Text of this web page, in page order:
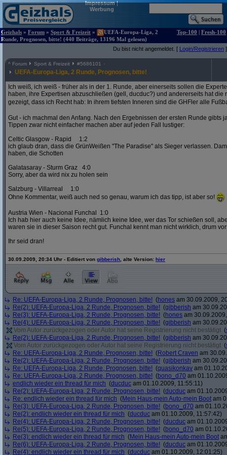
Impressum|
Werbung
Geizhals » Forum » Sport & Freizeit »
UEFA-Europa-Liga, 2
Runde, Prognosen, bitte! (440 Beiträge, 13196 Mal gelesen)
Top-100 | Fresh-100
Du bist nicht angemeldet. [ Login/Registrieren ]
^ Forum Sport & Freizeit #5686101
UEFA-Europa-Liga, 2 Runde, Prognosen, bitte!
Ich weiß, ich weiß - früher als in der 1. Runde, aber einerseits sollen die
haben, ihre Expertisen abzuschließen (gell, ducduc?) und andererseits hat die
gezeigt, dass ich Recht hab: In ihrem tiefsten Inneren sind die GHFler alle
Gut - ich machmal den Anfang. Nach den Ergebnissen der ersten Runde gibts
Tippen zwar nicht einfacher machen aber auf jeden Fall lustiger:
Celtic Glasgow - Rapid 1:2
ich glaub dran, dass die GrünWeißen "The Paradise" als Sieger verlassen.
haben, die Schotten
Galatasaray - Sturm Graz 4:0
Sorry, aber da wird nix zu holen sein
Salzburg - Villarreal 1:0
Ohne Kommentar, weiß auch ned so genau, warum ich das tipp, ist aber so!
Austria Wien - Nacional Funchal 1:0
Ich hab hier auch keine Idee, nämlich keine Idee, wer das Tor schießen soll,
waren sie in dieser Saison recht gut. Funchal kennt man nicht wirklich, drum
Ihr seid dran!
30.09.2009, 20:34 Uhr - Editiert von gibberish , alte Version: hier
Re: UEFA-Europa-Liga, 2 Runde, Prognosen, bitte! (hones am 30.09.2009,
Re(2): UEFA-Europa-Liga, 2 Runde, Prognosen, bitte! (gibberish am
Re(3): UEFA-Europa-Liga, 2 Runde, Prognosen, bitte! (hones am
Re(4): UEFA-Europa-Liga, 2 Runde, Prognosen, bitte! (gibberish am
Vom Autor zurückgezogen oder Autor hat seine Registrierung nicht bestätigt (
Re(2): UEFA-Europa-Liga, 2 Runde, Prognosen, bitte! (gibberish am
Vom Autor zurückgezogen oder Autor hat seine Registrierung nicht bestätigt (
Re: UEFA-Europa-Liga, 2 Runde, Prognosen, bitte! (Robert Craven am
Re(2): UEFA-Europa-Liga, 2 Runde, Prognosen, bitte! (gibberish am
Re: UEFA-Europa-Liga, 2 Runde, Prognosen, bitte! (quasikonkav am
Re: UEFA-Europa-Liga, 2 Runde, Prognosen, bitte! (bono_d70 am
endlich wieder ein thread für mich (ducduc am 01.10.2009, 11:55:11)
Re(2): UEFA-Europa-Liga, 2 Runde, Prognosen, bitte! (ducduc am
Re: endlich wieder ein thread für mich (Mein Haus-mein Auto-mein Boot am
Re(3): UEFA-Europa-Liga, 2 Runde, Prognosen, bitte! (bono_d70 am
Re(2): endlich wieder ein thread für mich (ducduc am 01.10.2009, 11:57:42)
Re(4): UEFA-Europa-Liga, 2 Runde, Prognosen, bitte! (ducduc am
Re(5): UEFA-Europa-Liga, 2 Runde, Prognosen, bitte! (bono_d70 am
Re(3): endlich wieder ein thread für mich (Mein Haus-mein Auto-mein Boot
Re(6): UEFA-Europa-Liga, 2 Runde, Prognosen, bitte! (ducduc am
Re(4): endlich wieder ein thread für mich (ducduc am 01.10.2009, 12:01:25)